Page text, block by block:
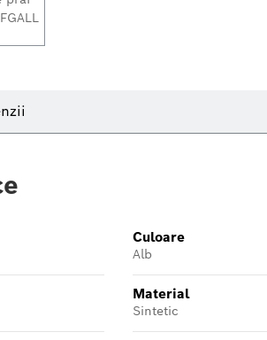
Culoare
Alb
Material
Sintetic